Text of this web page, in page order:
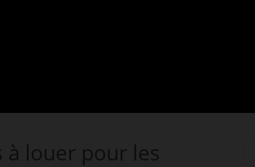
à louer pour les